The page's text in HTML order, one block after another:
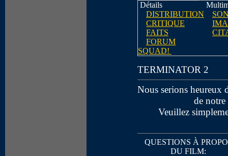
Détails
DISTRIBUTION
CRITIQUE
FAITS
FORUM
SQUAD!
TERMINATOR 2
Nous serions heureux
de
Veuillez
QUESTIONS À
DU FILM: